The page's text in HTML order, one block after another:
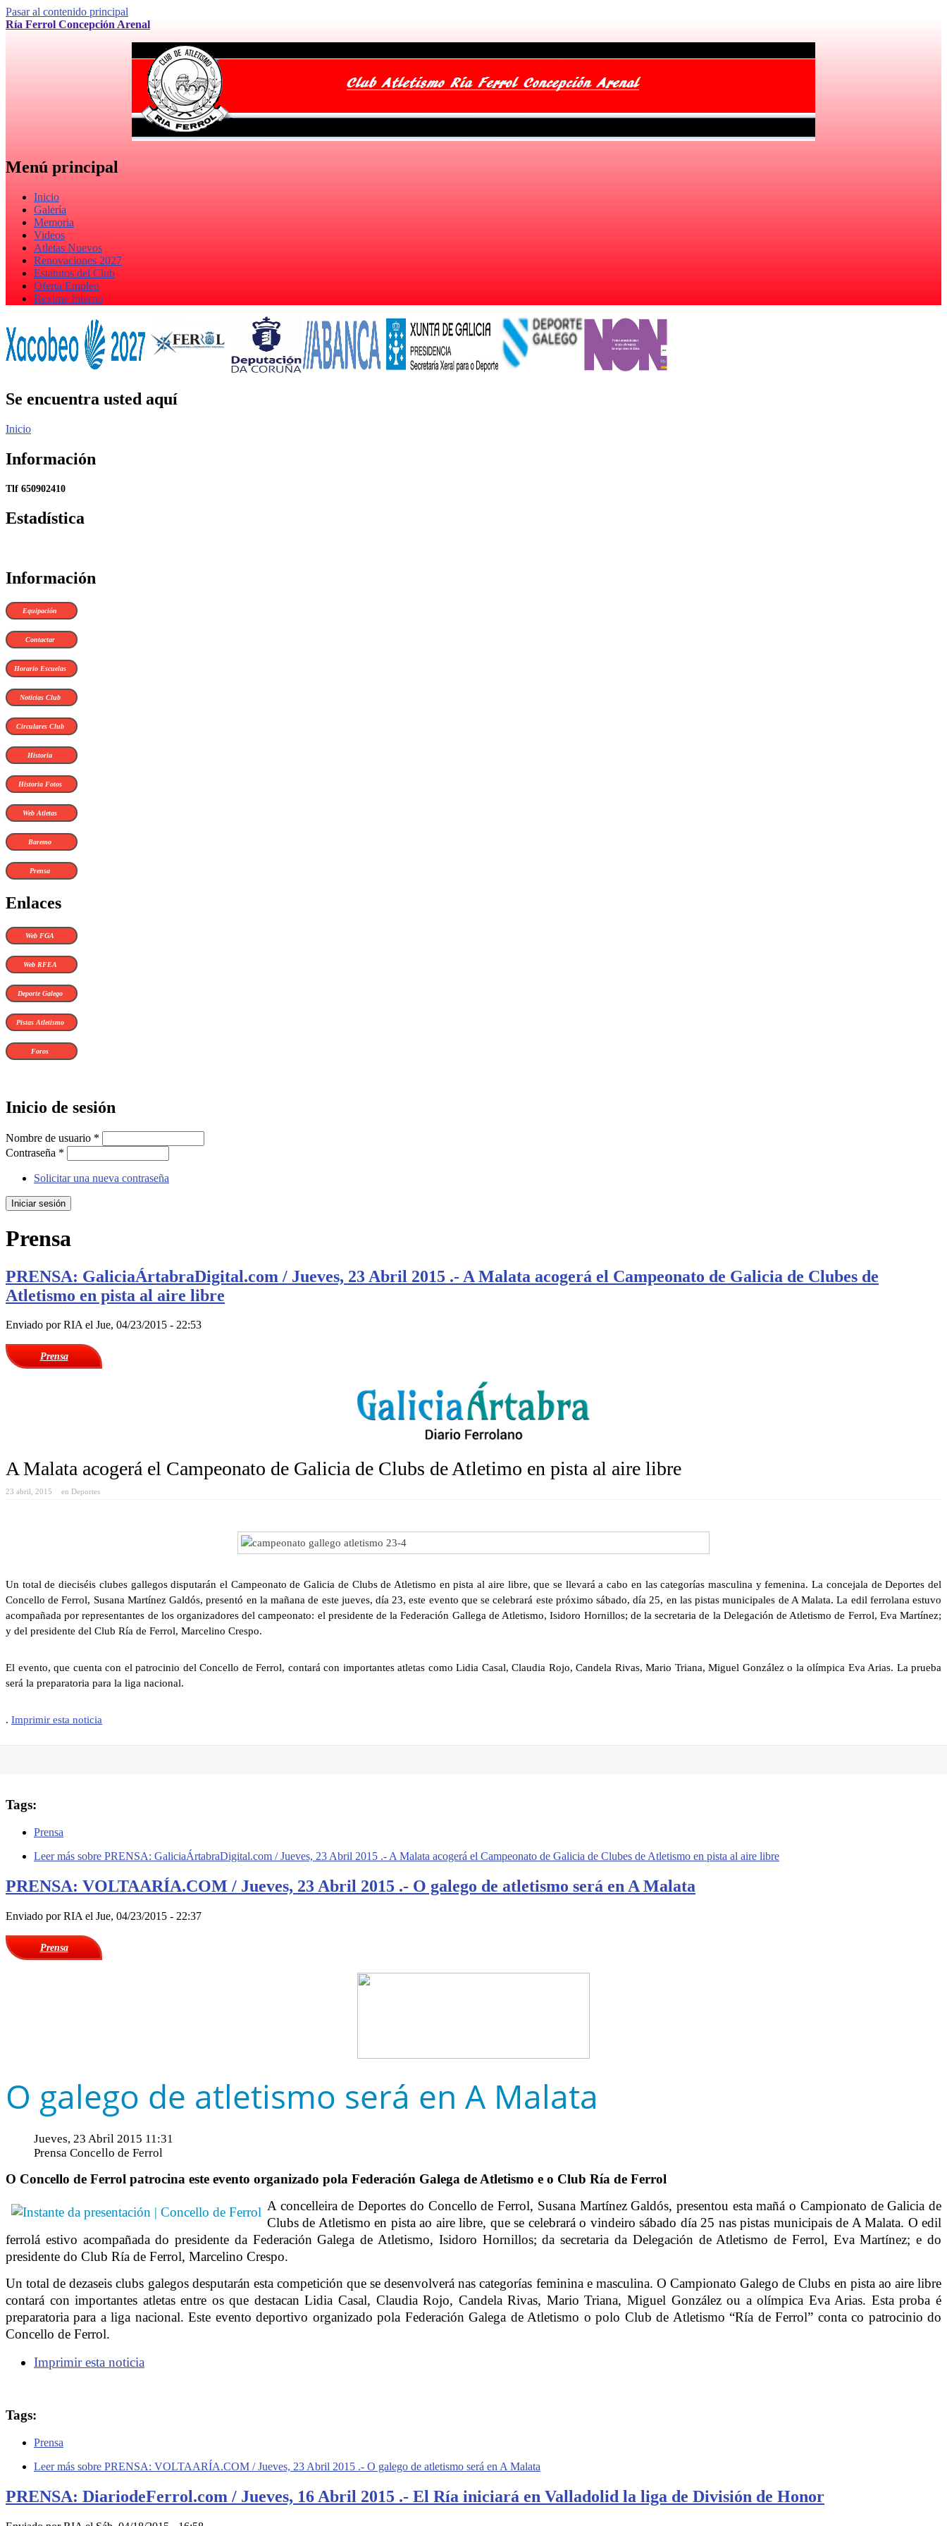
Pasar al contenido principal
Ría Ferrol Concepción Arenal
Menú principal
Inicio
Galería
Memoria
Videos
Atletas Nuevos
Renovaciones 2027
Estatutos del Club
Oferta Empleo
Rexime Interno
Se encuentra usted aquí
Inicio
Información
Tlf 650902410
Estadística
Información
Equipación
Contactar
Horario Escuelas
Noticias Club
Circulares Club
Historia
Historia Fotos
Web Atletas
Baremo
Prensa
Enlaces
Web FGA
Web RFEA
Deporte Galego
Pistas Atletismo
Foros
Inicio de sesión
Nombre de usuario *
Contraseña *
Solicitar una nueva contraseña
Prensa
PRENSA: GaliciaÁrtabraDigital.com / Jueves, 23 Abril 2015 .- A Malata acogerá el Campeonato de Galicia de Clubes de
Atletismo en pista al aire libre
Enviado porRIAel Jue, 04/23/2015 - 22:53
Prensa
A Malata acogerá el Campeonato de Galicia de Clubs de Atletimo en pista al aire libre
23 abril, 2015 en Deportes
Un total de dieciséis clubes gallegos disputarán el Campeonato de Galicia de Clubs de Atletismo en pista al aire libre, que se llevará a cabo en las categorías masculina y femenina. La concejala de Deportes del
Concello de Ferrol, Susana Martínez Galdós, presentó en la mañana de este jueves, día 23, este evento que se celebrará este próximo sábado, día 25, en las pistas municipales de A Malata. La edil ferrolana estuvo
acompañada por representantes de los organizadores del campeonato: el presidente de la Federación Gallega de Atletismo, Isidoro Hornillos; de la secretaria de la Delegación de Atletismo de Ferrol, Eva Martínez;
y del presidente del Club Ría de Ferrol, Marcelino Crespo.
El evento, que cuenta con el patrocinio del Concello de Ferrol, contará con importantes atletas como Lidia Casal, Claudia Rojo, Candela Rivas, Mario Triana, Miguel González o la olímpica Eva Arias. La prueba
será la preparatoria para la liga nacional.
. Imprimir esta noticia
Tags:
Prensa
Leer más sobre PRENSA: GaliciaÁrtabraDigital.com / Jueves, 23 Abril 2015 .- A Malata acogerá el Campeonato de Galicia de Clubes de Atletismo en pista al aire libre
PRENSA: VOLTAARÍA.COM / Jueves, 23 Abril 2015 .- O galego de atletismo será en A Malata
Enviado porRIA el Jue, 04/23/2015 - 22:37
Prensa
O galego de atletismo será en A Malata
Jueves, 23 Abril 2015 11:31
Prensa Concello de Ferrol
O Concello de Ferrol patrocina este evento organizado pola Federación Galega de Atletismo e o Club Ría de Ferrol
A concelleira de Deportes do Concello de Ferrol, Susana Martínez Galdós, presentou esta mañá o Campionato de Galicia de
Clubs de Atletismo en pista ao aire libre, que se celebrará o vindeiro sábado día 25 nas pistas municipais de A Malata. O edil
ferrolá estivo acompañada do presidente da Federación Galega de Atletismo, Isidoro Hornillos; da secretaria da Delegación de Atletismo de Ferrol, Eva Martínez; e do
presidente do Club Ría de Ferrol, Marcelino Crespo.
Un total de dezaseis clubs galegos desputarán esta competición que se desenvolverá nas categorías feminina e masculina. O Campionato Galego de Clubs en pista ao aire libre
contará con importantes atletas entre os que destacan Lidia Casal, Claudia Rojo, Candela Rivas, Mario Triana, Miguel González ou a olímpica Eva Arias. Esta proba é
preparatoria para a liga nacional. Este evento deportivo organizado pola Federación Galega de Atletismo o polo Club de Atletismo “Ría de Ferrol” conta co patrocinio do
Concello de Ferrol.
Imprimir esta noticia
Tags:
Prensa
Leer más sobre PRENSA: VOLTAARÍA.COM / Jueves, 23 Abril 2015 .- O galego de atletismo será en A Malata
PRENSA: DiariodeFerrol.com / Jueves, 16 Abril 2015 .- El Ría iniciará en Valladolid la liga de División de Honor